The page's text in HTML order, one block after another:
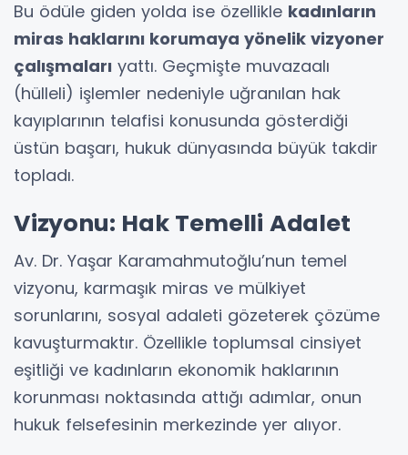
Bu ödüle giden yolda ise özellikle kadınların
miras haklarını korumaya yönelik vizyoner
çalışmaları yattı. Geçmişte muvazaalı
(hülleli) işlemler nedeniyle uğranılan hak
kayıplarının telafisi konusunda gösterdiği
üstün başarı, hukuk dünyasında büyük takdir
topladı.
Vizyonu: Hak Temelli Adalet
Av. Dr. Yaşar Karamahmutoğlu’nun temel
vizyonu, karmaşık miras ve mülkiyet
sorunlarını, sosyal adaleti gözeterek çözüme
kavuşturmaktır. Özellikle toplumsal cinsiyet
eşitliği ve kadınların ekonomik haklarının
korunması noktasında attığı adımlar, onun
hukuk felsefesinin merkezinde yer alıyor.